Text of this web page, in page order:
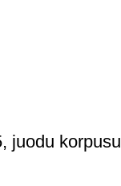
juodu korpusu